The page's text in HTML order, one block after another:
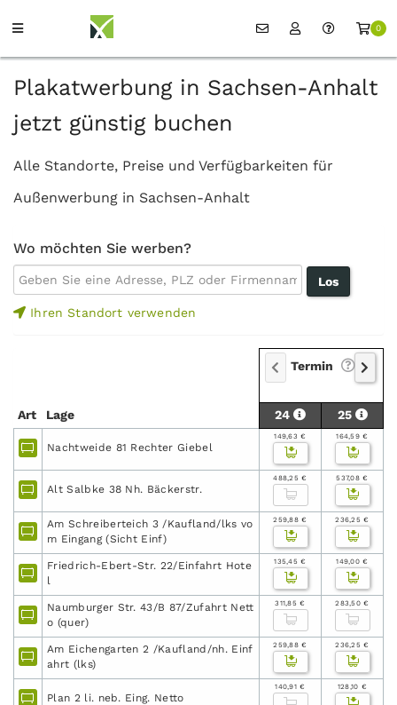
0
Plakatwerbung in Sachsen-Anhalt
jetzt günstig buchen
Alle Standorte, Preise und Verfügbarkeiten für
Außenwerbung in Sachsen-Anhalt
Wo möchten Sie werben?
Ihren Standort verwenden
Art Lage
Termin
24 25
Nachtweide 81 Rechter Giebel
149,63 € 164,59 €
Alt Salbke 38 Nh. Bäckerstr.
488,25 € 537,08 €
Am Schreiberteich 3 /Kaufland/lks vo
m Eingang (Sicht Einf)
259,88 € 236,25 €
Friedrich-Ebert-Str. 22/Einfahrt Hote
l
135,45 € 149,00 €
Naumburger Str. 43/B 87/Zufahrt Nett
o (quer)
311,85 € 283,50 €
Am Eichengarten 2 /Kaufland/nh. Einf
ahrt (lks)
259,88 € 236,25 €
Plan 2 li. neb. Eing. Netto
140,91 € 128,10 €